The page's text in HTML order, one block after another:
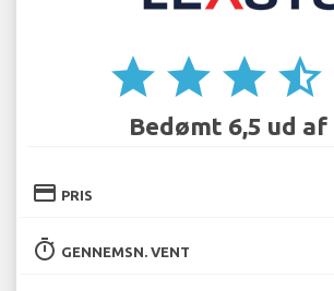
star star star star_half
Bedømt 6,5 ud af
credit_card PRIS
timer GENNEMSN. VENT